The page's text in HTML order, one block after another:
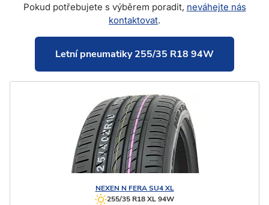
Pokud potřebujete s výběrem poradit, neváhejte nás
kontaktovat.
Letní pneumatiky 255/35 R18 94W
NEXEN N FERA SU4 XL
255/35 R18 XL 94W